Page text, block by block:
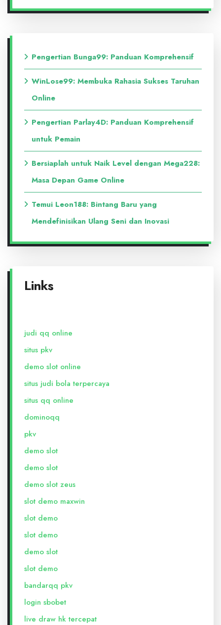
Pengertian Bunga99: Panduan Komprehensif
WinLose99: Membuka Rahasia Sukses Taruhan
Online
Pengertian Parlay4D: Panduan Komprehensif
untuk Pemain
Bersiaplah untuk Naik Level dengan Mega228:
Masa Depan Game Online
Temui Leon188: Bintang Baru yang
Mendefinisikan Ulang Seni dan Inovasi
Links
judi qq online
situs pkv
demo slot online
situs judi bola terpercaya
situs qq online
dominoqq
pkv
demo slot
demo slot
demo slot zeus
slot demo maxwin
slot demo
slot demo
demo slot
slot demo
bandarqq pkv
login sbobet
live draw hk tercepat